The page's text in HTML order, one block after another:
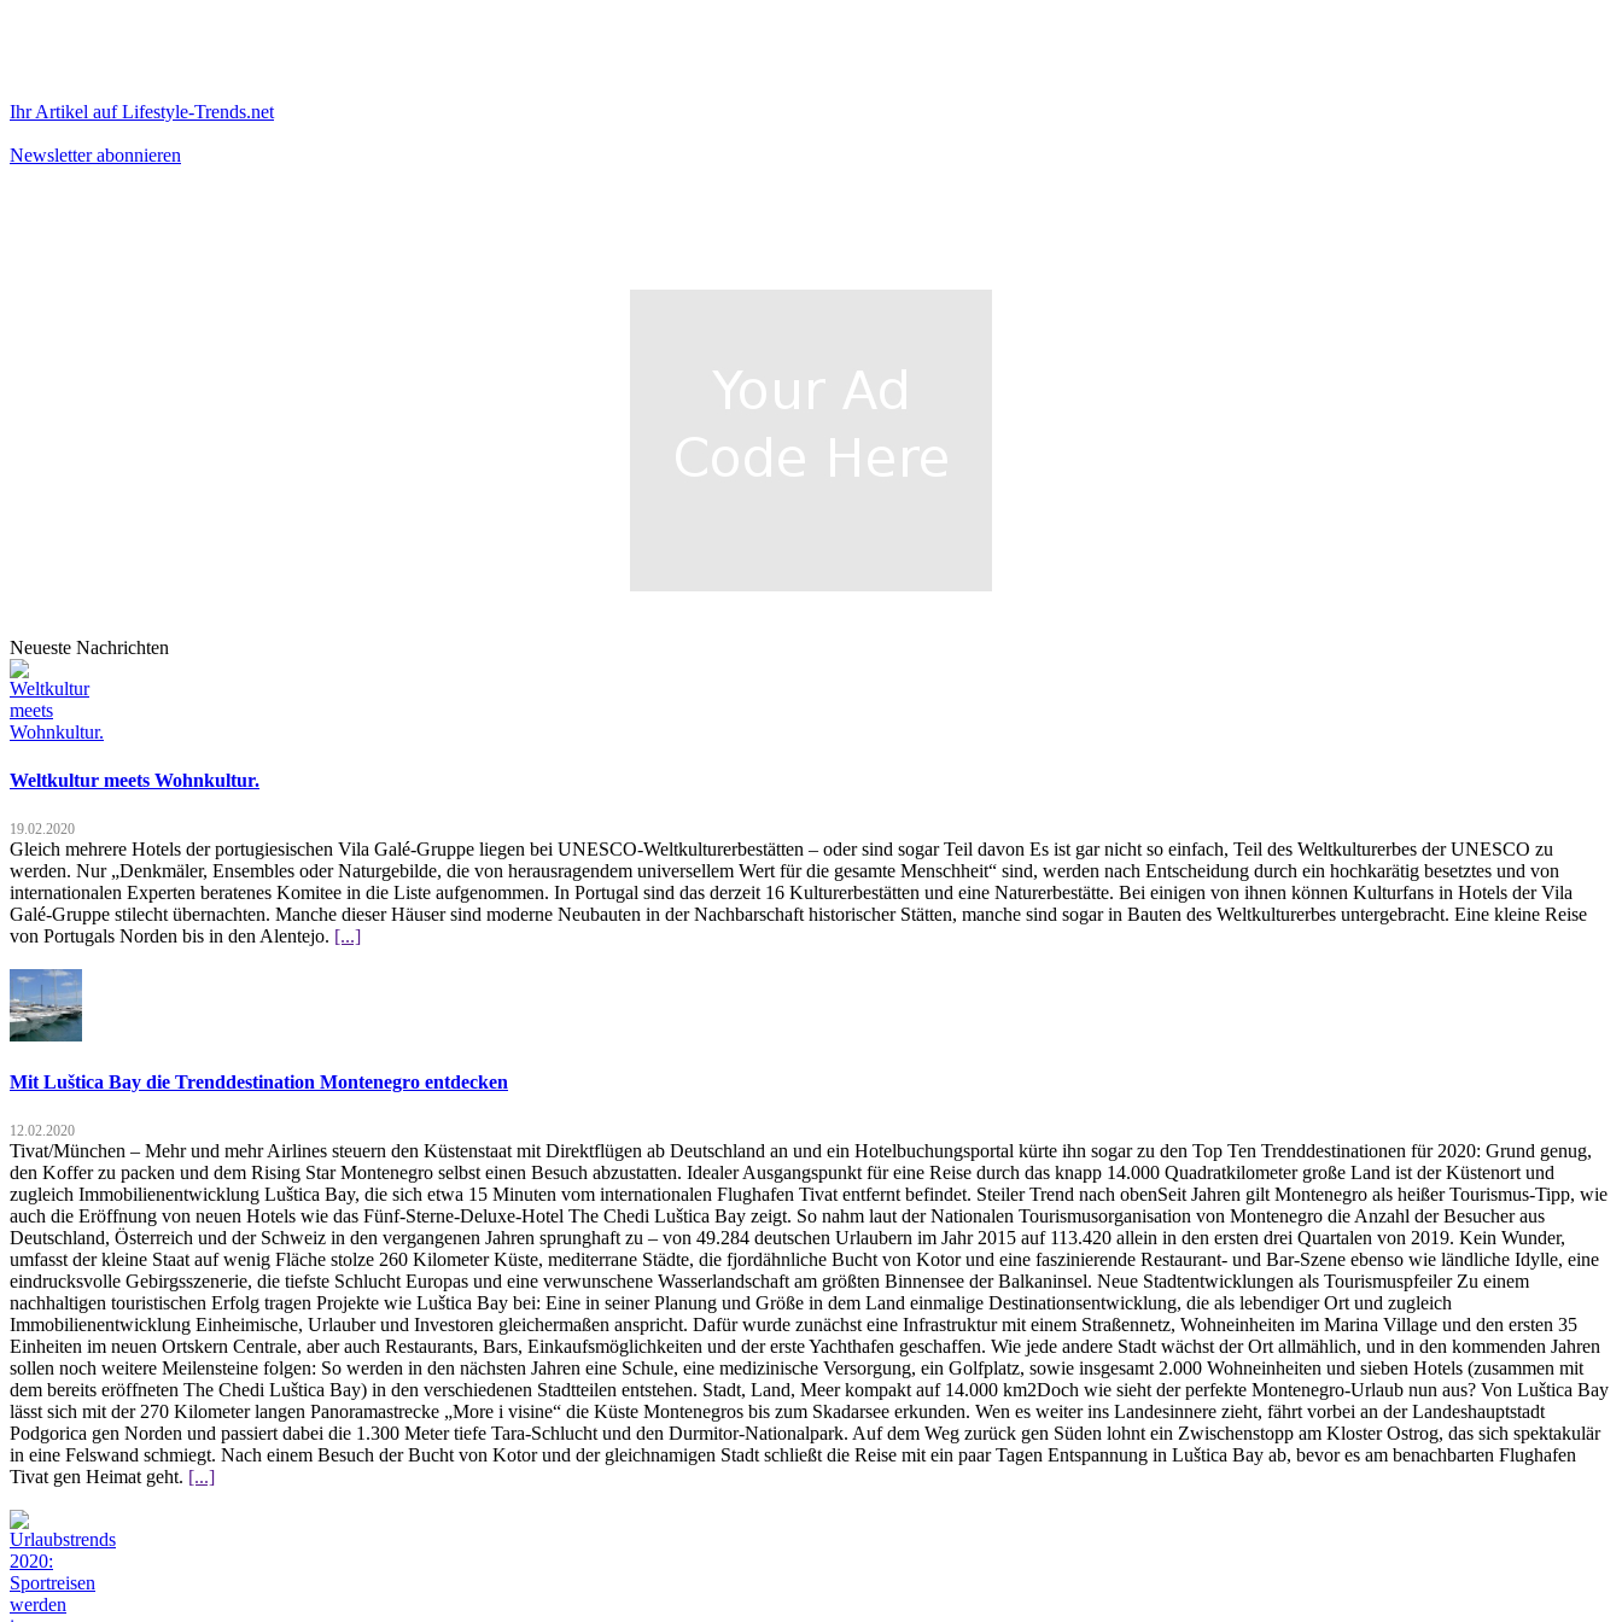
Ihr Artikel auf Lifestyle-Trends.net
Newsletter abonnieren
Neueste Nachrichten
Weltkultur meets Wohnkultur.
19.02.2020
Gleich mehrere Hotels der portugiesischen Vila Galé-Gruppe liegen bei UNESCO-Weltkulturerbestätten – oder sind sogar Teil davon Es ist gar nicht so einfach, Teil des Weltkulturerbes der UNESCO zu
werden. Nur „Denkmäler, Ensembles oder Naturgebilde, die von herausragendem universellem Wert für die gesamte Menschheit“ sind, werden nach Entscheidung durch ein hochkarätig besetztes und von
internationalen Experten beratenes Komitee in die Liste aufgenommen. In Portugal sind das derzeit 16 Kulturerbestätten und eine Naturerbestätte. Bei einigen von ihnen können Kulturfans in Hotels der Vila
Galé-Gruppe stilecht übernachten. Manche dieser Häuser sind moderne Neubauten in der Nachbarschaft historischer Stätten, manche sind sogar in Bauten des Weltkulturerbes untergebracht. Eine kleine Reise
von Portugals Norden bis in den Alentejo. [...]
Mit Luštica Bay die Trenddestination Montenegro entdecken
12.02.2020
Tivat/München – Mehr und mehr Airlines steuern den Küstenstaat mit Direktflügen ab Deutschland an und ein Hotelbuchungsportal kürte ihn sogar zu den Top Ten Trenddestinationen für 2020: Grund genug,
den Koffer zu packen und dem Rising Star Montenegro selbst einen Besuch abzustatten. Idealer Ausgangspunkt für eine Reise durch das knapp 14.000 Quadratkilometer große Land ist der Küstenort und
zugleich Immobilienentwicklung Luštica Bay, die sich etwa 15 Minuten vom internationalen Flughafen Tivat entfernt befindet. Steiler Trend nach obenSeit Jahren gilt Montenegro als heißer Tourismus-Tipp, wie
auch die Eröffnung von neuen Hotels wie das Fünf-Sterne-Deluxe-Hotel The Chedi Luštica Bay zeigt. So nahm laut der Nationalen Tourismusorganisation von Montenegro die Anzahl der Besucher aus
Deutschland, Österreich und der Schweiz in den vergangenen Jahren sprunghaft zu – von 49.284 deutschen Urlaubern im Jahr 2015 auf 113.420 allein in den ersten drei Quartalen von 2019. Kein Wunder,
umfasst der kleine Staat auf wenig Fläche stolze 260 Kilometer Küste, mediterrane Städte, die fjordähnliche Bucht von Kotor und eine faszinierende Restaurant- und Bar-Szene ebenso wie ländliche Idylle, eine
eindrucksvolle Gebirgsszenerie, die tiefste Schlucht Europas und eine verwunschene Wasserlandschaft am größten Binnensee der Balkaninsel. Neue Stadtentwicklungen als Tourismuspfeiler Zu einem
nachhaltigen touristischen Erfolg tragen Projekte wie Luštica Bay bei: Eine in seiner Planung und Größe in dem Land einmalige Destinationsentwicklung, die als lebendiger Ort und zugleich
Immobilienentwicklung Einheimische, Urlauber und Investoren gleichermaßen anspricht. Dafür wurde zunächst eine Infrastruktur mit einem Straßennetz, Wohneinheiten im Marina Village und den ersten 35
Einheiten im neuen Ortskern Centrale, aber auch Restaurants, Bars, Einkaufsmöglichkeiten und der erste Yachthafen geschaffen. Wie jede andere Stadt wächst der Ort allmählich, und in den kommenden Jahren
sollen noch weitere Meilensteine folgen: So werden in den nächsten Jahren eine Schule, eine medizinische Versorgung, ein Golfplatz, sowie insgesamt 2.000 Wohneinheiten und sieben Hotels (zusammen mit
dem bereits eröffneten The Chedi Luštica Bay) in den verschiedenen Stadtteilen entstehen. Stadt, Land, Meer kompakt auf 14.000 km2Doch wie sieht der perfekte Montenegro-Urlaub nun aus? Von Luštica Bay
lässt sich mit der 270 Kilometer langen Panoramastrecke „More i visine“ die Küste Montenegros bis zum Skadarsee erkunden. Wen es weiter ins Landesinnere zieht, fährt vorbei an der Landeshauptstadt
Podgorica gen Norden und passiert dabei die 1.300 Meter tiefe Tara-Schlucht und den Durmitor-Nationalpark. Auf dem Weg zurück gen Süden lohnt ein Zwischenstopp am Kloster Ostrog, das sich spektakulär
in eine Felswand schmiegt. Nach einem Besuch der Bucht von Kotor und der gleichnamigen Stadt schließt die Reise mit ein paar Tagen Entspannung in Luštica Bay ab, bevor es am benachbarten Flughafen
Tivat gen Heimat geht. [...]